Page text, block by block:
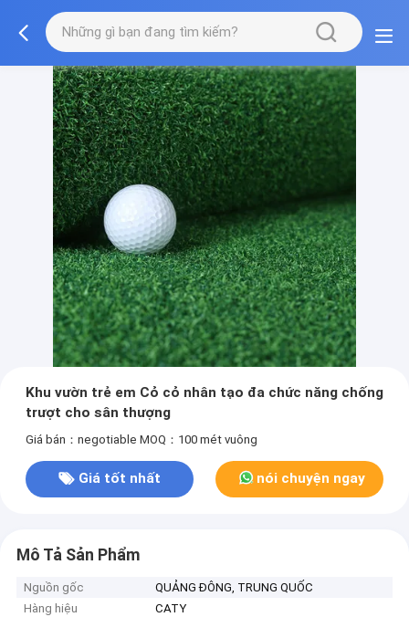
Khu vườn trẻ em Cỏ cỏ nhân tạo đa chức năng chống
trượt cho sân thượng
Giá bán：negotiable MOQ：100 mét vuông
Giá tốt nhất nói chuyện ngay
Mô Tả Sản Phẩm
Nguồn gốc
QUẢNG ĐÔNG, TRUNG QUỐC
Hàng hiệu
CATY